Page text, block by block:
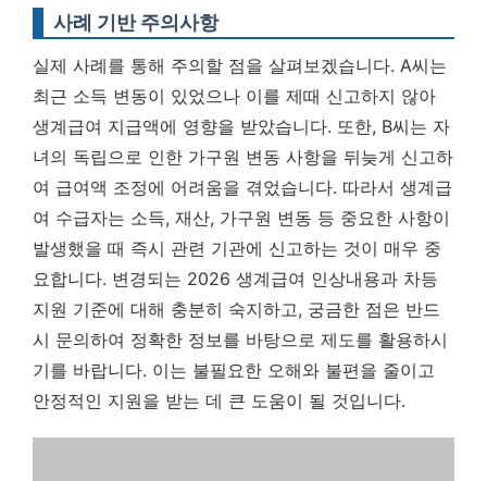
사례 기반 주의사항
실제 사례를 통해 주의할 점을 살펴보겠습니다. A씨는
최근 소득 변동이 있었으나 이를 제때 신고하지 않아
생계급여 지급액에 영향을 받았습니다. 또한, B씨는 자
녀의 독립으로 인한 가구원 변동 사항을 뒤늦게 신고하
여 급여액 조정에 어려움을 겪었습니다. 따라서 생계급
여 수급자는 소득, 재산, 가구원 변동 등 중요한 사항이
발생했을 때 즉시 관련 기관에 신고하는 것이 매우 중
요합니다. 변경되는 2026 생계급여 인상내용과 차등
지원 기준에 대해 충분히 숙지하고, 궁금한 점은 반드
시 문의하여 정확한 정보를 바탕으로 제도를 활용하시
기를 바랍니다. 이는 불필요한 오해와 불편을 줄이고
안정적인 지원을 받는 데 큰 도움이 될 것입니다.